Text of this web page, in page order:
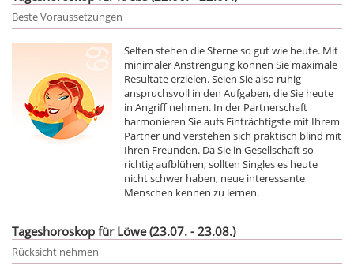
Beste Voraussetzungen
Selten stehen die Sterne so gut wie heute. Mit
minimaler Anstrengung können Sie maximale
Resultate erzielen. Seien Sie also ruhig
anspruchsvoll in den Aufgaben, die Sie heute
in Angriff nehmen. In der Partnerschaft
harmonieren Sie aufs Einträchtigste mit Ihrem
Partner und verstehen sich praktisch blind mit
Ihren Freunden. Da Sie in Gesellschaft so
richtig aufblühen, sollten Singles es heute
nicht schwer haben, neue interessante
Menschen kennen zu lernen.
Tageshoroskop für Löwe (23.07. - 23.08.)
Rücksicht nehmen